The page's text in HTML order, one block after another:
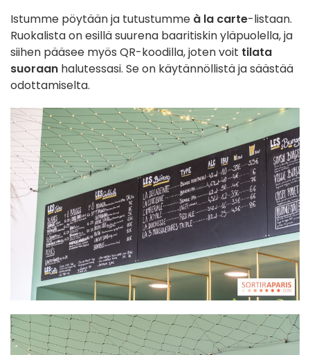
Istumme pöytään ja tutustumme à la carte-listaan.
Ruokalista on esillä suurena baaritiskin yläpuolella, ja
siihen pääsee myös QR-koodilla, joten voit tilata
suoraan halutessasi. Se on käytännöllistä ja säästää
odottamiselta.